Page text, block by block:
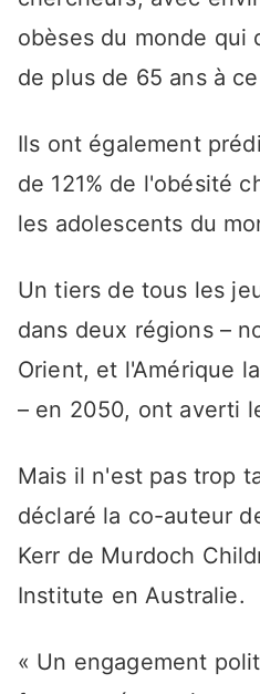
obèses du monde qui
de plus de 65 ans à
Ils ont également
de 121% de l'obésité
les adolescents du
Un tiers de tous les
dans deux régions –
Orient, et l'Amérique
– en 2050, ont averti
Mais il n'est pas trop
déclaré la co-auteur
Kerr de Murdoch
Institute en Australie.
« Un engagement